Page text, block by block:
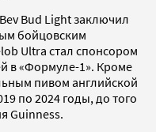
Bud Light заключил
бойцовским
Ultra стал спонсором
в «Формуле-1». Кроме
пивом английской
по 2024 годы, до того
Guinness.